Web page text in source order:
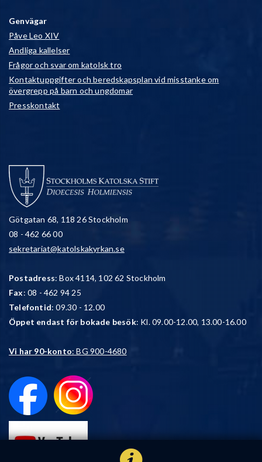
Genvägar
Påve Leo XIV
Andliga kallelser
Frågor och svar om katolsk tro
Kontaktuppgifter och beredskapsplan vid misstanke om
övergrepp på barn och ungdomar
Presskontakt
Götgatan 68, 118 26 Stockholm
08 - 462 66 00
sekretariat@katolskakyrkan.se
Postadress: Box 4114, 102 62 Stockholm
Fax: 08 - 462 94 25
Telefontid: 09.30 - 12.00
Öppet endast för bokade besök: Kl. 09.00-12.00, 13.00-16.00
Vi har 90-konto: BG 900-4680